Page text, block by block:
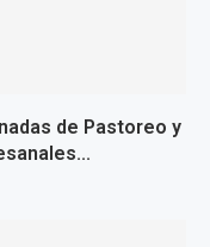
de Pastoreo y